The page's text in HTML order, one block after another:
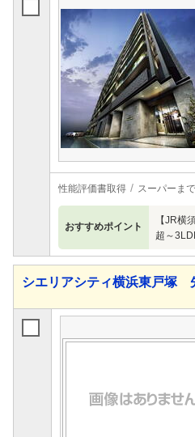
性能評価書取得 スーパーま
おすすめポイント
【JR横
超～
シエリアシティ横浜東戸塚